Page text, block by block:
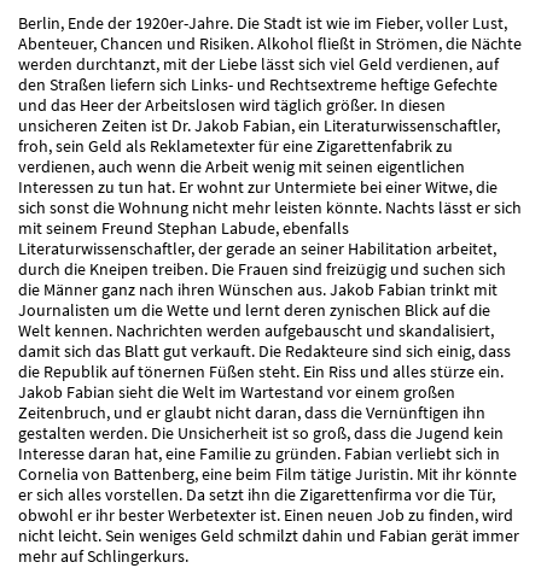
Berlin, Ende der 1920er-Jahre. Die Stadt ist wie im Fieber, voller Lust,
Abenteuer, Chancen und Risiken. Alkohol fließt in Strömen, die Nächte
werden durchtanzt, mit der Liebe lässt sich viel Geld verdienen, auf
den Straßen liefern sich Links- und Rechtsextreme heftige Gefechte
und das Heer der Arbeitslosen wird täglich größer. In diesen
unsicheren Zeiten ist Dr. Jakob Fabian, ein Literaturwissenschaftler,
froh, sein Geld als Reklametexter für eine Zigarettenfabrik zu
verdienen, auch wenn die Arbeit wenig mit seinen eigentlichen
Interessen zu tun hat. Er wohnt zur Untermiete bei einer Witwe, die
sich sonst die Wohnung nicht mehr leisten könnte. Nachts lässt er sich
mit seinem Freund Stephan Labude, ebenfalls
Literaturwissenschaftler, der gerade an seiner Habilitation arbeitet,
durch die Kneipen treiben. Die Frauen sind freizügig und suchen sich
die Männer ganz nach ihren Wünschen aus. Jakob Fabian trinkt mit
Journalisten um die Wette und lernt deren zynischen Blick auf die
Welt kennen. Nachrichten werden aufgebauscht und skandalisiert,
damit sich das Blatt gut verkauft. Die Redakteure sind sich einig, dass
die Republik auf tönernen Füßen steht. Ein Riss und alles stürze ein.
Jakob Fabian sieht die Welt im Wartestand vor einem großen
Zeitenbruch, und er glaubt nicht daran, dass die Vernünftigen ihn
gestalten werden. Die Unsicherheit ist so groß, dass die Jugend kein
Interesse daran hat, eine Familie zu gründen. Fabian verliebt sich in
Cornelia von Battenberg, eine beim Film tätige Juristin. Mit ihr könnte
er sich alles vorstellen. Da setzt ihn die Zigarettenfirma vor die Tür,
obwohl er ihr bester Werbetexter ist. Einen neuen Job zu finden, wird
nicht leicht. Sein weniges Geld schmilzt dahin und Fabian gerät immer
mehr auf Schlingerkurs.